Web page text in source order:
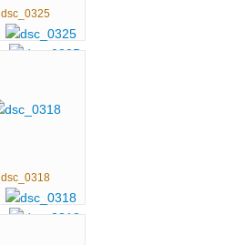
dsc_0325
dsc_0318